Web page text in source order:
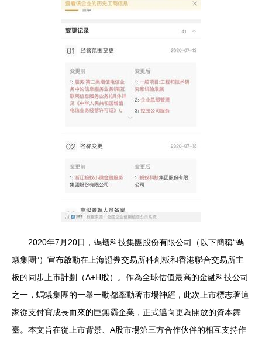
2020年7月20日，螞蟻科技集團股份有限公司（以下簡稱“螞
蟻集團”）宣布啟動在上海證券交易所科創板和香港聯合交易所主
板的同步上市計劃（A+H股）。作為全球估值最高的金融科技公司
之一，螞蟻集團的一舉一動都牽動著市場神經，此次上市標志著這
家從支付寶成長而來的巨無霸企業，正式邁向更為開放的資本舞
臺。本文旨在從上市背景、A股市場第三方合作伙伴的相互支持作